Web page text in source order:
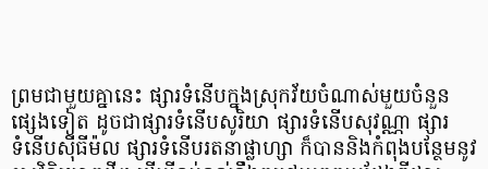
ព្រម​ជាមួយ​គ្នា​នេះ ផ្សារ​ទំនើប​ក្នុង​ស្រុក​វ័យ​ចំណាស់​មួយ​ចំនួន​
ផ្សេង​ទៀត ដូចជា​ផ្សារ​ទំនើប​សូរិយា ផ្សារ​ទំនើប​សុវណ្ណា ផ្សារ​
ទំនើប​ស៊ីធីម៉ល ផ្សារ​ទំនើប​រតនា​ផ្លាហ្សា ក៏​បាន​និង​កំពុង​បន្ថែម​នូវ​